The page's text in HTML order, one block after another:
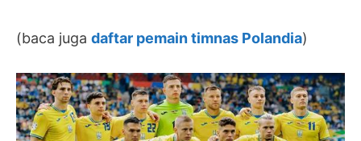
(baca juga daftar pemain timnas Polandia)